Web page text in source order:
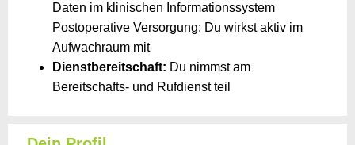
Daten im klinischen Informationssystem
Postoperative Versorgung: Du wirkst aktiv im
Aufwachraum mit
Dienstbereitschaft: Du nimmst am
Bereitschafts- und Rufdienst teil